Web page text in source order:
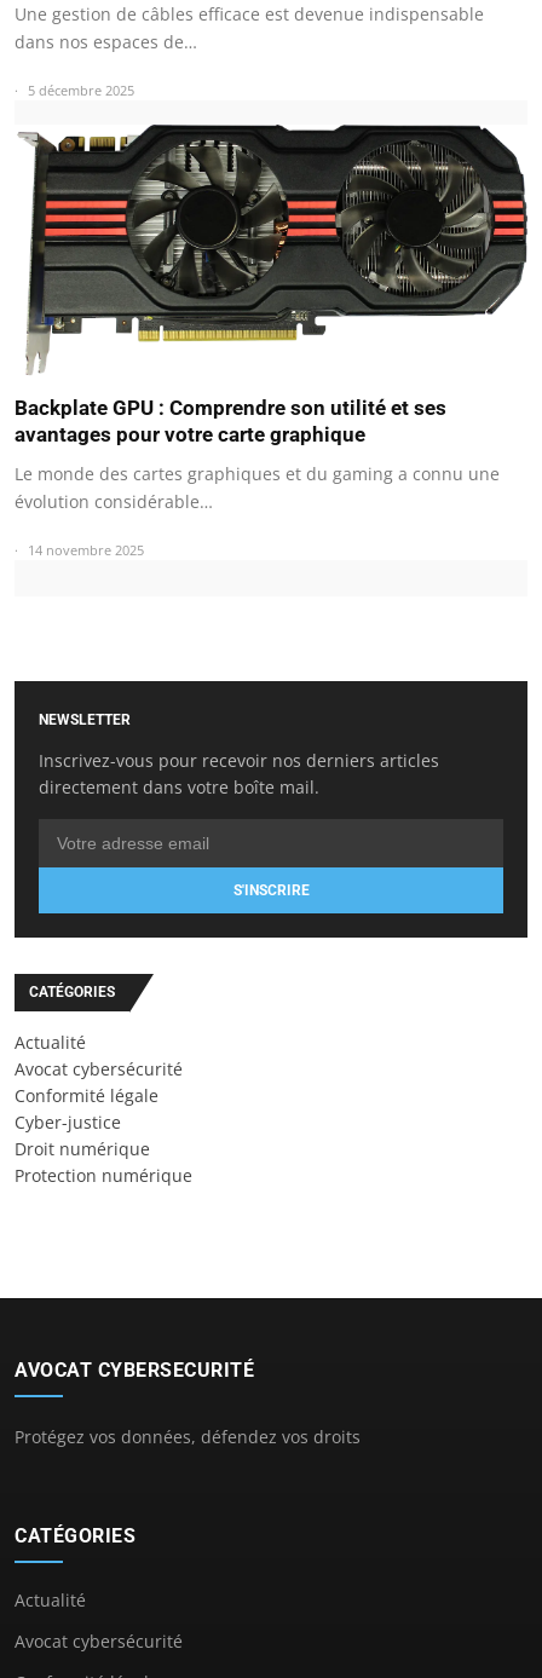
Une gestion de câbles efficace est devenue indispensable
dans nos espaces de…
5 décembre 2025
Backplate GPU : Comprendre son utilité et ses
avantages pour votre carte graphique
Le monde des cartes graphiques et du gaming a connu une
évolution considérable…
14 novembre 2025
NEWSLETTER
Inscrivez-vous pour recevoir nos derniers articles
directement dans votre boîte mail.
S'INSCRIRE
CATÉGORIES
Actualité
Avocat cybersécurité
Conformité légale
Cyber-justice
Droit numérique
Protection numérique
AVOCAT CYBERSECURITÉ
Protégez vos données, défendez vos droits
CATÉGORIES
Actualité
Avocat cybersécurité